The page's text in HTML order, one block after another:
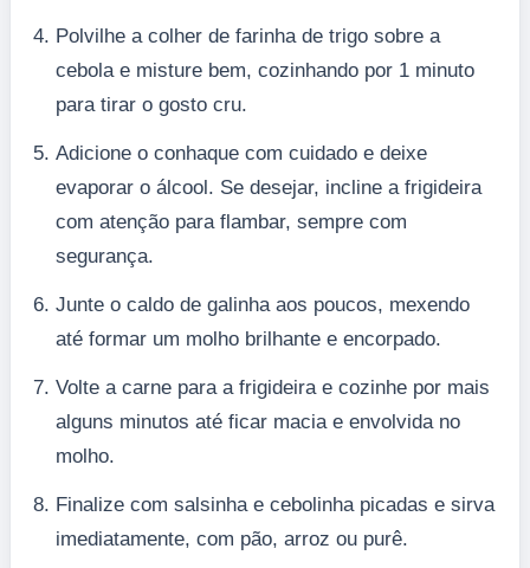
Polvilhe a colher de farinha de trigo sobre a
cebola e misture bem, cozinhando por 1 minuto
para tirar o gosto cru.
Adicione o conhaque com cuidado e deixe
evaporar o álcool. Se desejar, incline a frigideira
com atenção para flambar, sempre com
segurança.
Junte o caldo de galinha aos poucos, mexendo
até formar um molho brilhante e encorpado.
Volte a carne para a frigideira e cozinhe por mais
alguns minutos até ficar macia e envolvida no
molho.
Finalize com salsinha e cebolinha picadas e sirva
imediatamente, com pão, arroz ou purê.